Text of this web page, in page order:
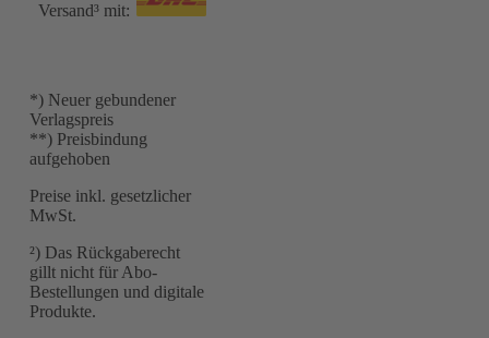
Versand³ mit:
*) Neuer gebundener
Verlagspreis
**) Preisbindung
aufgehoben
Preise inkl. gesetzlicher
MwSt.
²) Das Rückgaberecht
gillt nicht für Abo-
Bestellungen und digitale
Produkte.